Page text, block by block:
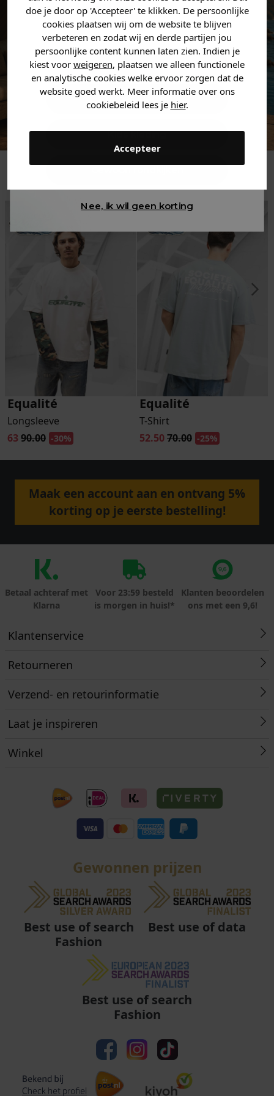
doe je door op 'Accepteer' te klikken. De persoonlijke
cookies plaatsen wij om de website te blijven
verbeteren en zodat wij en derde partijen jou
persoonlijke content kunnen laten zien. Indien je
kiest voor weigeren, plaatsen we alleen functionele
en analytische cookies welke ervoor zorgen dat de
website goed werkt. Meer informatie over ons
cookiebeleid lees je hier.
Accepteer
Equalité
Longsleeve
63 90.00 -30%
Equalité
T-Shirt
52.5070.00 -25%
Maak een account aan en ontvang 5%
korting op je eerste bestelling!
Betaal achteraf met
Klarna
Voor 23:59 besteld
is morgen in huis!*
Klanten beoordelen
ons met een 9,6!
Klantenservice
Retourneren
Verzend- en retourinformatie
Laat je inspireren
Winkel
Gewonnen prijzen
Best use of search
Fashion
Best use of data
Best use of search
Fashion
jouwkorting.
Heren kleding
Dames kleding
Kids kleding
Nee, ik wil geen korting